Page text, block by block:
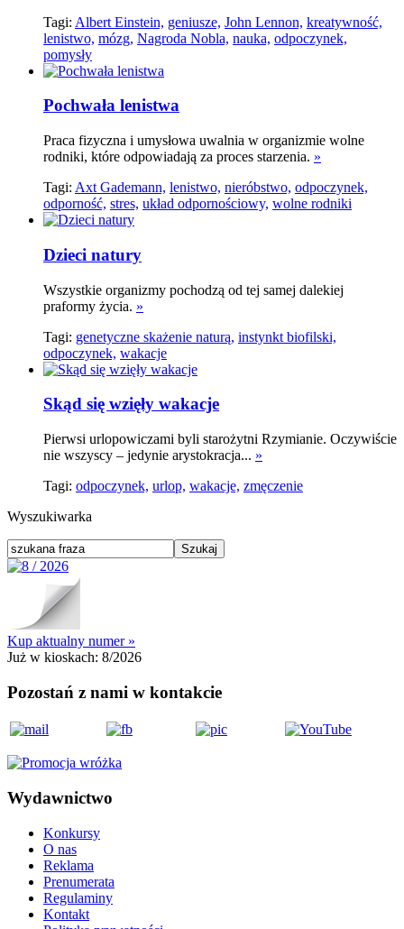
Tagi: Albert Einstein, geniusze, John Lennon, kreatywność,
lenistwo, mózg, Nagroda Nobla, nauka, odpoczynek,
pomysły
Pochwała lenistwa
Praca fizyczna i umysłowa uwalnia w organizmie wolne
rodniki, które odpowiadają za proces starzenia. »
Tagi: Axt Gademann, lenistwo, nieróbstwo, odpoczynek,
odporność, stres, układ odpornościowy, wolne rodniki
Dzieci natury
Wszystkie organizmy pochodzą od tej samej dalekiej
praformy życia. »
Tagi: genetyczne skażenie naturą, instynkt biofilski,
odpoczynek, wakacje
Skąd się wzięły wakacje
Pierwsi urlopowiczami byli starożytni Rzymianie. Oczywiście
nie wszyscy – jedynie arystokracja... »
Tagi: odpoczynek, urlop, wakacje, zmęczenie
Wyszukiwarka
Kup aktualny numer »
Już w kioskach: 8/2026
Pozostań z nami w kontakcie
Wydawnictwo
Konkursy
O nas
Reklama
Prenumerata
Regulaminy
Kontakt